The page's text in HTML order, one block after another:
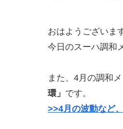
おはようございま
今日のスーハ調和
また、4月の調和
環」 です。
>>4月の波動など